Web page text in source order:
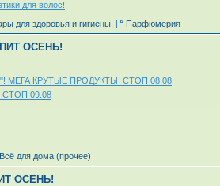
для волос!
для здоровья и гигиены, Парфюмерия
ОСЕНЬ!
МЕГА КРУТЫЕ ПРОДУКТЫ! СТОП 08.08
СТОП 09.08
Всё для дома (прочее)
ОСЕНЬ!